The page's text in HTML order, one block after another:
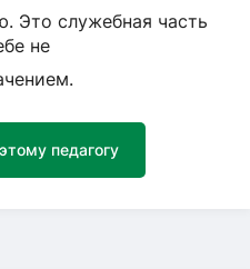
Это служебная часть
не
педагогу